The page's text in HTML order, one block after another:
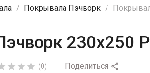
Покрывала Пэчворк
230х250
   (0) Поделиться 